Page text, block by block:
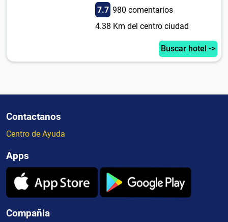
7.7 980 comentarios
4.38 Km del centro ciudad
Buscar hotel ->
Contactanos
Centro de Ayuda
Apps
Compañia